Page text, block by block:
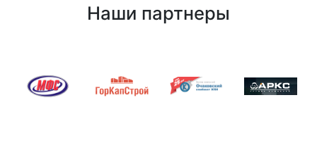
Наши партнеры